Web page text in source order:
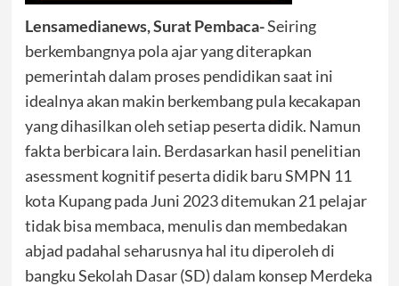
Lensamedianews, Surat Pembaca-Seiring
berkembangnya pola ajar yang diterapkan
pemerintah dalam proses pendidikan saat ini
idealnya akan makin berkembang pula kecakapan
yang dihasilkan oleh setiap peserta didik. Namun
fakta berbicara lain. Berdasarkan hasil penelitian
asessment kognitif peserta didik baru SMPN 11
kota Kupang pada Juni 2023 ditemukan 21 pelajar
tidak bisa membaca, menulis dan membedakan
abjad padahal seharusnya hal itu diperoleh di
bangku Sekolah Dasar (SD) dalam konsep Merdeka